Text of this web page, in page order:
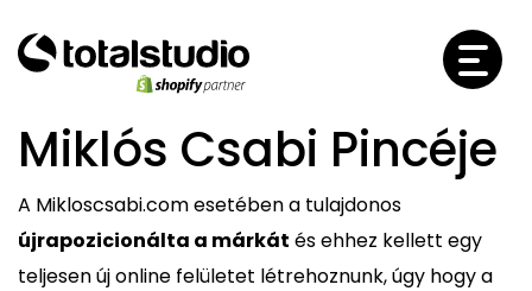
Miklós Csabi Pincéje
A Mikloscsabi.com esetében a tulajdonos
újrapozicionálta a márkát és ehhez kellett egy
teljesen új online felületet létrehoznunk, úgy hogy a